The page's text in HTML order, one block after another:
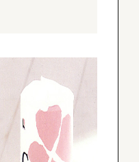
ン